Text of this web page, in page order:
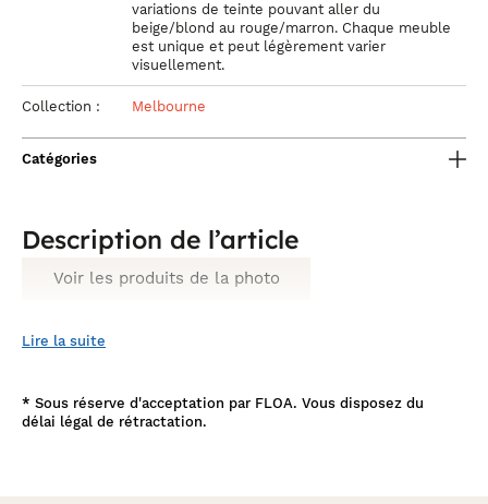
variations de teinte pouvant aller du
beige/blond au rouge/marron. Chaque meuble
est unique et peut légèrement varier
visuellement.
Collection : Melbourne
Catégories
Description de l’article
Voir les produits de la photo
Lire la suite
* Sous réserve d'acceptation par FLOA. Vous disposez du
délai légal de rétractation.